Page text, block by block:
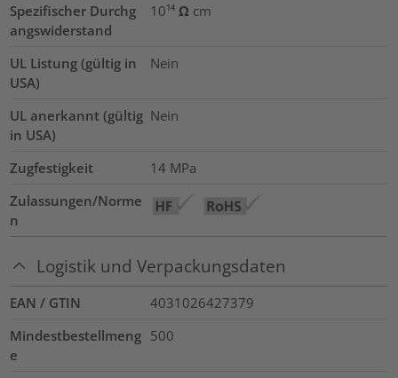
Spezifischer Durchg
angswiderstand
10¹⁴ Ω cm
UL Listung (gültig in
USA)
Nein
UL anerkannt (gültig
in USA)
Nein
Zugfestigkeit 14 MPa
Zulassungen/Norme
n
Logistik und Verpackungsdaten
EAN / GTIN
4031026427379
Mindestbestellmeng
e
500